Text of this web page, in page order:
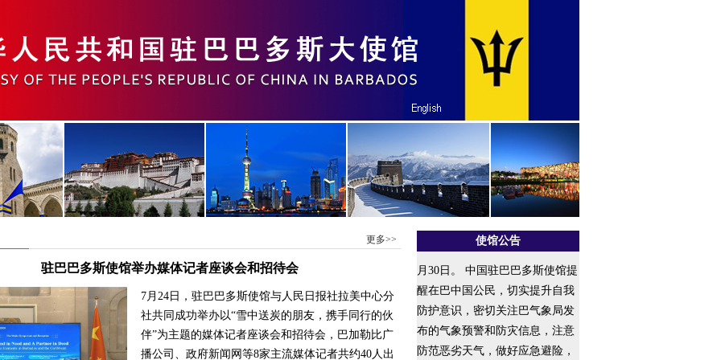
更多>>
驻巴巴多斯使馆举办媒体记者座谈会和招待会
7月24日，驻巴巴多斯使馆与人民日报社拉美中心分
社共同成功举办以“雪中送炭的朋友，携手同行的伙
伴”为主题的媒体记者座谈会和招待会，巴加勒比广
播公司、政府新闻网等8家主流媒体记者共约40人出
使馆公告
月1日正式开始，并将持续至11
月30日。 中国驻巴巴多斯使馆提
醒在巴中国公民，切实提升自我
防护意识，密切关注巴气象局发
布的气象预警和防灾信息，注意
防范恶劣天气，做好应急避险，